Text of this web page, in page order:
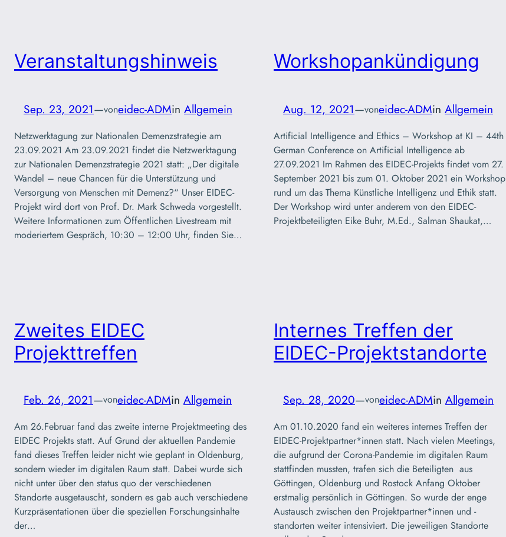
Veranstaltungshinweis
Sep. 23, 2021—voneidec-ADMin Allgemein
Netzwerktagung zur Nationalen Demenzstrategie am
23.09.2021 Am 23.09.2021 findet die Netzwerktagung
zur Nationalen Demenzstrategie 2021 statt: „Der digitale
Wandel – neue Chancen für die Unterstützung und
Versorgung von Menschen mit Demenz?“ Unser EIDEC-
Projekt wird dort von Prof. Dr. Mark Schweda vorgestellt.
Weitere Informationen zum Öffentlichen Livestream mit
moderiertem Gespräch, 10:30 – 12:00 Uhr, finden Sie…
Workshopankündigung
Aug. 12, 2021—voneidec-ADMin Allgemein
Artificial Intelligence and Ethics – Workshop at KI – 44th
German Conference on Artificial Intelligence ab
27.09.2021 Im Rahmen des EIDEC-Projekts findet vom 27.
September 2021 bis zum 01. Oktober 2021 ein Workshop
rund um das Thema Künstliche Intelligenz und Ethik statt.
Der Workshop wird unter anderem von den EIDEC-
Projektbeteiligten Eike Buhr, M.Ed., Salman Shaukat,…
Zweites EIDEC
Projekttreffen
Feb. 26, 2021—voneidec-ADMin Allgemein
Am 26.Februar fand das zweite interne Projektmeeting des
EIDEC Projekts statt. Auf Grund der aktuellen Pandemie
fand dieses Treffen leider nicht wie geplant in Oldenburg,
sondern wieder im digitalen Raum statt. Dabei wurde sich
nicht unter über den status quo der verschiedenen
Standorte ausgetauscht, sondern es gab auch verschiedene
Kurzpräsentationen über die speziellen Forschungsinhalte
der…
Internes Treffen der
EIDEC-Projektstandorte
Sep. 28, 2020—voneidec-ADMin Allgemein
Am 01.10.2020 fand ein weiteres internes Treffen der
EIDEC-Projektpartner*innen statt. Nach vielen Meetings,
die aufgrund der Corona-Pandemie im digitalen Raum
stattfinden mussten, trafen sich die Beteiligten aus
Göttingen, Oldenburg und Rostock Anfang Oktober
erstmalig persönlich in Göttingen. So wurde der enge
Austausch zwischen den Projektpartner*innen und -
standorten weiter intensiviert. Die jeweiligen Standorte